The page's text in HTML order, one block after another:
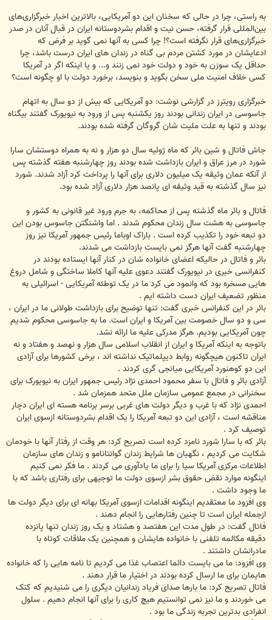
به راستی، چرا در حالی که سخنان این دو آمریکایی، بالاترین اخبار خبرگزاری‌های
بین‌المللی قرار گرفته، حسن نیت و اقدام بشردوستانه ایران در قبال آنان در صدر
خبرگزاری‌های قرار نگرفته است؟! چرا کسی به آنها نمی گوید بر فرض که
ادعایشان در مورد کشتن مردم بی گناه در زندان های ایران درست باشد، چرا
حداقل یک سوزن به خود و دولت خود نمی زنند و... و یا اینکه اگر در آمریکا
کسی خلاف امنیت ملی سخن بگوید و بنویسد، برخورد دولت با او چگونه است؟
خبرگزاری رویترز در گزارشی نوشت: دو آمریکایی که بیش از دو سال به اتهام
جاسوسی در ایران زندانی بودند روز یکشنبه پس از ورود به نیویورک گفتند بیگناه
بودند و تنها به علت ملیت شان گروگان گرفته شده بودند.
جاش فاتال و شین بائر که ماه ژوئیه سال دو هزار و نه به همراه دوستشان سارا
شورد در مرز عراق و ایران بازداشت شده بودند روز چهارشنبه هفته گذشته پس
از آنکه عمان وثیقه یک میلیون دلاری برای آنها را پرداخت کرد آزاد شدند. شورد
نیز سال گذشته به قید وثیقه ای پانصد هزار دلاری آزاد شده بود.
فاتال و بائر ماه گذشته پس از محاکمه، به جرم ورود غیر قانونی به کشور و
جاسوسی به هشت سال زندان محکوم شدند . اما واشنگتن جاسوس بودن این
دو تبعه خود را تکذیب کرده است . باراک اوباما رئیس جمهور آمریکا نیز روز
چهارشنبه گفت آنها هرگز نمی بایست بازداشت می شدند.
بائر و فاتال در حالیکه اعضای خانواده شان در کنار آنها ایستاده بودند در
کنفرانسی خبری در نیویورک گفتند دعوی علیه آنها کاملا ساختگی و شامل دروغ
هایی مسخره بود که وانمود می کرد ما در یک توطئه آمریکایی - اسرائیلی به
منظور تضعیف ایران دست داشته ایم .
بائر در این کنفرانس خبری گفت: تنها توضیح برای بازداشت طولانی ما در ایران ،
سی و دو سال خصومت بین آمریکا و ایران است. ما به جاسوسی محکوم شدیم
چون آمریکایی بودیم. هرگز مدرکی علیه ما ارائه نشد.
باتوجه به اینکه آمریکا و ایران از انقلاب اسلامی سال هزار و نهصد و هفتاد و نه
ایران تاکنون هیچگونه روابط دیپلماتیک نداشته اند ، برخی کشورها برای آزادی
این دو کوهنورد آمریکایی میانجی گری کردند .
آزادی بائر و فاتال با سفر محمود احمدی نژاد رئیس جمهور ایران به نیویورک برای
سخنرانی در مجمع عمومی سازمان ملل متحد همزمان شد .
احمدی نژاد که با غرب و دیگر دولت های غربی برسر برنامه هسته ای ایران دچار
مناقشه است ، آزادی این دو تبعه آمریکا را یک اقدام بشردوستانه ازسوی ایران
توصیف کرد .
بائر که با سارا شورد نامزد کرده است تصریح کرد: هر وقت از رفتار آنها با خودمان
شکایت می کردیم ، نگهبان ها شرایط زندان گوانتانامو و زندان های سازمان
اطلاعات مرکزی آمریکا سیا را برای ما یادآوری می کردند . ما فکر نمی کنیم
اینگونه موارد نقض حقوق بشر ازسوی دولت ما توجیهی برای رفتاری باشد که با
ما وجود داشت .
وی افزود ما معتقدیم اینگونه اقدامات ازسوی آمریکا بهانه ای برای دیگر دولت ها
ازجمله ایران است تا چنین رفتارهایی را انجام دهند .
فاتال گفت: در طول مدت این هفتصد و هشتاد و یک روز زندان تنها پانزده
دقیقه مکالمه تلفنی با خانواده هایشان و همچنین یک ملاقات کوتاه با
مادرانشان داشتند .
وی افزود: ما می بایست دائما اعتصاب غذا می کردیم تا نامه هایی را که خانواده
هایمان برای ما ارسال کرده بودند در اختیار ما قرار دهند .
فاتال تصریح کرد: ما بارها صدای فریاد زندانیان دیگری را می شنیدیم که کتک
می خوردند و ما نیز نمی توانستیم هیچ کاری را برای آنها انجام دهیم . سلول
انفرادی بدترین تجربه زندگی ما بود .